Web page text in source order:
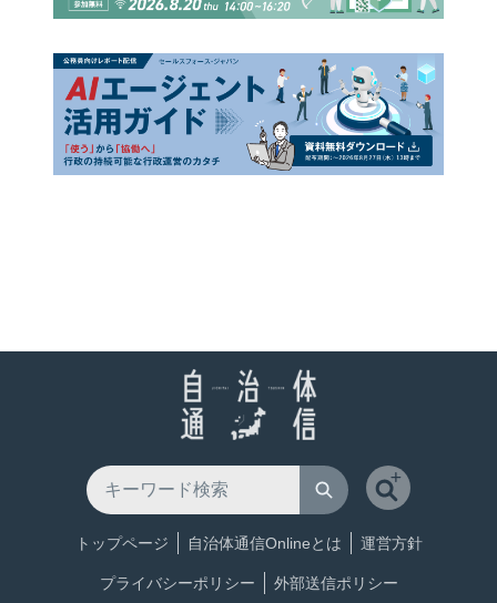
トップページ 自治体通信Onlineとは 運営方針
プライバシーポリシー 外部送信ポリシー